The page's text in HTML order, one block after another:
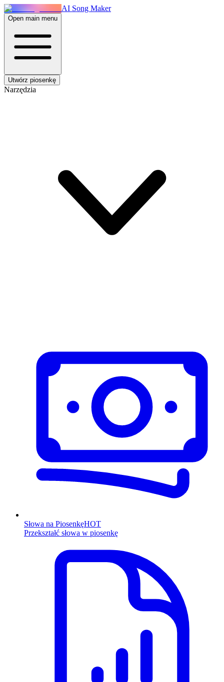
AI Song Maker
Open main menu
Utwórz piosenkę
Narzędzia
Słowa na PiosenkęHOT
Przekształć słowa w piosenkę